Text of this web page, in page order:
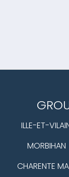
ILLE-ET-
MORBIHAN
CHARENTE